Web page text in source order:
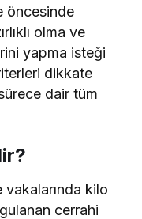
öncesinde
olma ve
yapma isteği
dikkate
dair tüm
kilo
cerrahi